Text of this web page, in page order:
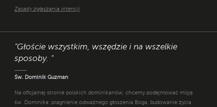
Zasady zgłaszania intencji
"Głoście wszystkim, wszędzie i na wszelkie
sposoby. "
Św. Dominik Guzman
Na oficjalnej stronie polskich dominikanów, chcemy podejmować misję
św. Dominika: pragnienie odważnego głoszenia Boga, budowanie życia